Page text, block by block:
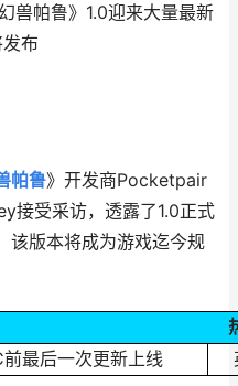
兽帕鲁》1.0迎来大量最新
布
帕鲁》开发商Pocketpair
接受采访，透露了1.0正式
该版本将成为游戏迄今规
最后一次更新上线